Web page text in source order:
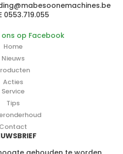
g@mabesoonemachines.be
0553.719.055
ons op Facebook
Home
Nieuws
Acties
Service
Tips
Contact